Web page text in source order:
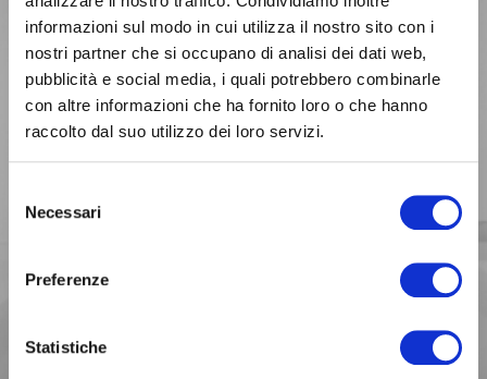
informazioni sul modo in cui utilizza il nostro sito con i
nostri partner che si occupano di analisi dei dati web,
pubblicità e social media, i quali potrebbero combinarle
con altre informazioni che ha fornito loro o che hanno
raccolto dal suo utilizzo dei loro servizi.
delNecessari
Preferenze
Statistiche
BUSINESS